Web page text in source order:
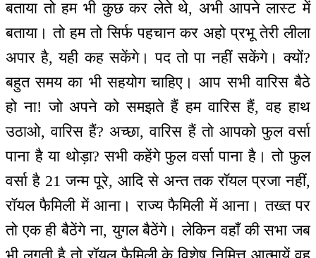
बताया तो हम भी कुछ कर लेते थे, अभी आपने लास्ट में
बताया। तो हम तो सिर्फ पहचान कर अहो प्रभू तेरी लीला
अपार है, यही कह सकेंगे। पद तो पा नहीं सकेंगे। क्यों?
बहुत समय का भी सहयोग चाहिए। आप सभी वारिस बैठे
हो ना! जो अपने को समझते हैं हम वारिस हैं, वह हाथ
उठाओ, वारिस हैं? अच्छा, वारिस हैं तो आपको फुल वर्सा
पाना है या थोड़ा? सभी कहेंगे फुल वर्सा पाना है। तो फुल
वर्सा है 21 जन्म पूरे, आदि से अन्त तक रॉयल प्रजा नहीं,
रॉयल फैमिली में आना। राज्य फैमिली में आना। तख्त पर
तो एक ही बैठेंगे ना, युगल बैठेंगे। लेकिन वहाँ की सभा जब